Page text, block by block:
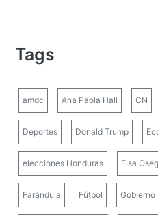
Tags
amdc Ana Paola Hall CN
Deportes Donald Trump
elecciones Honduras Elsa
Farándula Fútbol Gobierno